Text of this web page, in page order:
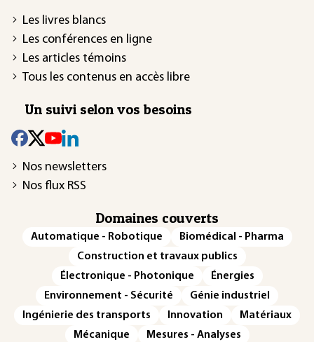
Les livres blancs
Les conférences en ligne
Les articles témoins
Tous les contenus en accès libre
Un suivi selon vos besoins
Nos newsletters
Nos flux RSS
Domaines couverts
Automatique - Robotique
Biomédical - Pharma
Construction et travaux publics
Électronique - Photonique
Énergies
Environnement - Sécurité
Génie industriel
Ingénierie des transports
Innovation
Matériaux
Mécanique
Mesures - Analyses